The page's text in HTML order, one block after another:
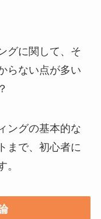
グに関して、そ
らない点が多い
ングの基本的な
まで、初心者に
。